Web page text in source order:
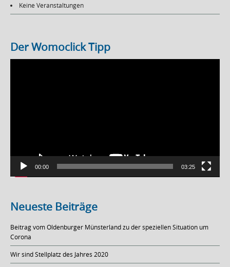
Keine Veranstaltungen
Der Womoclick Tipp
00:00 03:25
Neueste Beiträge
Beitrag vom Oldenburger Münsterland zu der speziellen Situation um
Corona
Wir sind Stellplatz des Jahres 2020